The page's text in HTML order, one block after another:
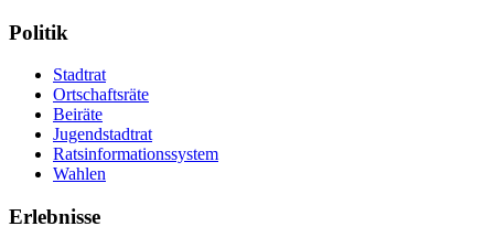
Politik
Stadtrat
Ortschaftsräte
Beiräte
Jugendstadtrat
Ratsinformationssystem
Wahlen
Erlebnisse